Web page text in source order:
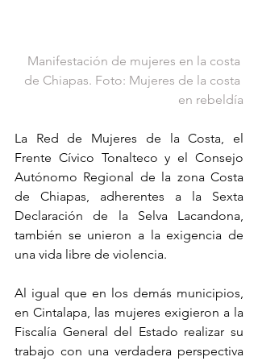
Manifestación de mujeres en la costa
de Chiapas. Foto: Mujeres de la costa
en rebeldía
La Red de Mujeres de la Costa, el
Frente Cívico Tonalteco y el Consejo
Autónomo Regional de la zona Costa
de Chiapas, adherentes a la Sexta
Declaración de la Selva Lacandona,
también se unieron a la exigencia de
una vida libre de violencia.
Al igual que en los demás municipios,
en Cintalapa, las mujeres exigieron a la
Fiscalía General del Estado realizar su
trabajo con una verdadera perspectiva